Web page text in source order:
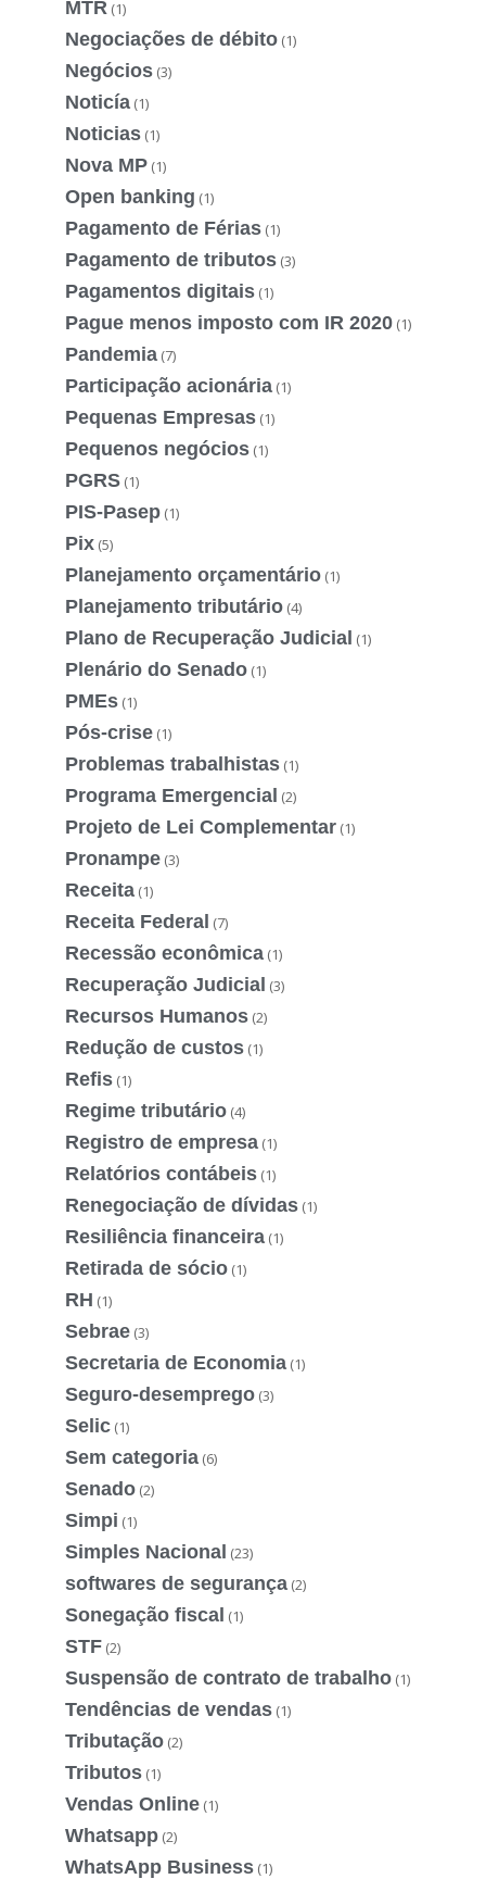
MTR (1)
Negociações de débito (1)
Negócios (3)
Noticía (1)
Noticias (1)
Nova MP (1)
Open banking (1)
Pagamento de Férias (1)
Pagamento de tributos (3)
Pagamentos digitais (1)
Pague menos imposto com IR 2020 (1)
Pandemia (7)
Participação acionária (1)
Pequenas Empresas (1)
Pequenos negócios (1)
PGRS (1)
PIS-Pasep (1)
Pix (5)
Planejamento orçamentário (1)
Planejamento tributário (4)
Plano de Recuperação Judicial (1)
Plenário do Senado (1)
PMEs (1)
Pós-crise (1)
Problemas trabalhistas (1)
Programa Emergencial (2)
Projeto de Lei Complementar (1)
Pronampe (3)
Receita (1)
Receita Federal (7)
Recessão econômica (1)
Recuperação Judicial (3)
Recursos Humanos (2)
Redução de custos (1)
Refis (1)
Regime tributário (4)
Registro de empresa (1)
Relatórios contábeis (1)
Renegociação de dívidas (1)
Resiliência financeira (1)
Retirada de sócio (1)
RH (1)
Sebrae (3)
Secretaria de Economia (1)
Seguro-desemprego (3)
Selic (1)
Sem categoria (6)
Senado (2)
Simpi (1)
Simples Nacional (23)
softwares de segurança (2)
Sonegação fiscal (1)
STF (2)
Suspensão de contrato de trabalho (1)
Tendências de vendas (1)
Tributação (2)
Tributos (1)
Vendas Online (1)
Whatsapp (2)
WhatsApp Business (1)